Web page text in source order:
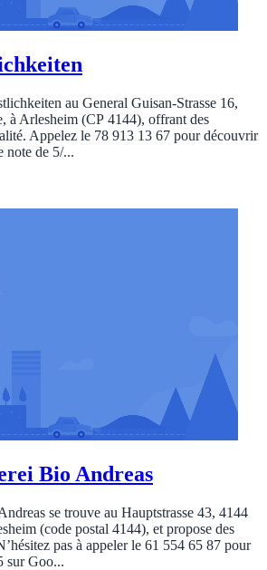
au General Guisan-Strasse 16,
à Arlesheim (CP 4144), offrant des
Appelez le 78 913 13 67 pour découvrir
note de 5/...
Bio Andreas
se trouve au Hauptstrasse 43, 4144
(code postal 4144), et propose des
pas à appeler le 61 554 65 87 pour
sur Goo...